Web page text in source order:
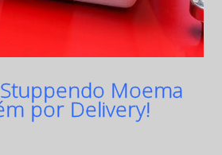
Moema
por Delivery!